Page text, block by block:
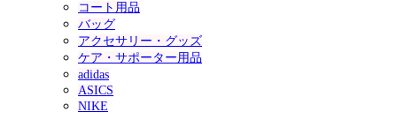
コート用品
バッグ
アクセサリー・グッズ
ケア・サポーター用品
adidas
ASICS
NIKE